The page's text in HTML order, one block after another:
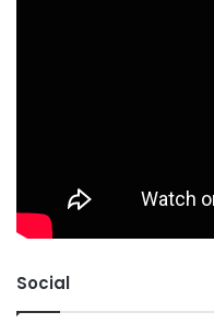
Social